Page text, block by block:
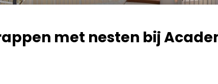
met nesten bij